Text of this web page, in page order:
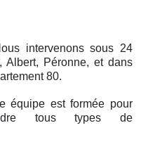
intervenons sous 24
Albert, Péronne, et dans
80.
équipe est formée pour
tous types de